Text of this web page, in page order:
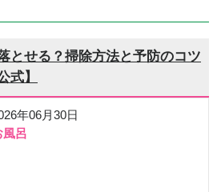
とせる？掃除方法と予防のコツ
式】
年06月30日
風呂